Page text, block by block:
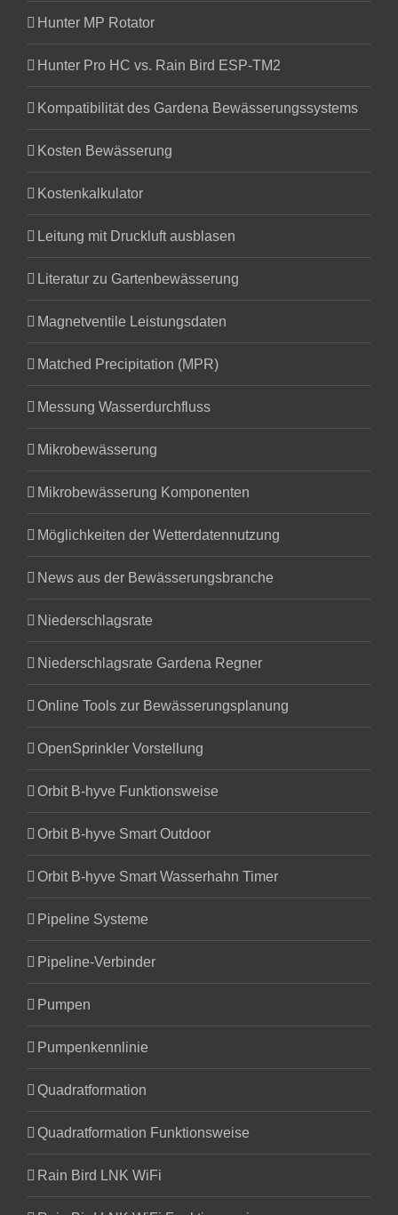
Hunter MP Rotator
Hunter Pro HC vs. Rain Bird ESP-TM2
Kompatibilität des Gardena Bewässerungssystems
Kosten Bewässerung
Kostenkalkulator
Leitung mit Druckluft ausblasen
Literatur zu Gartenbewässerung
Magnetventile Leistungsdaten
Matched Precipitation (MPR)
Messung Wasserdurchfluss
Mikrobewässerung
Mikrobewässerung Komponenten
Möglichkeiten der Wetterdatennutzung
News aus der Bewässerungsbranche
Niederschlagsrate
Niederschlagsrate Gardena Regner
Online Tools zur Bewässerungsplanung
OpenSprinkler Vorstellung
Orbit B-hyve Funktionsweise
Orbit B-hyve Smart Outdoor
Orbit B-hyve Smart Wasserhahn Timer
Pipeline Systeme
Pipeline-Verbinder
Pumpen
Pumpenkennlinie
Quadratformation
Quadratformation Funktionsweise
Rain Bird LNK WiFi